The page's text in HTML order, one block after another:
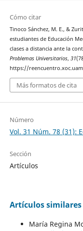
Cómo citar
Tinoco Sánchez, M. E., &
estudiantes de Educación
clases a distancia ante la
Problemas Universitarios, 31
https://
Más formatos de cita
Número
Vol. 31 Núm. 78 (31):
Sección
Artículos
Artículos similares
María Regina